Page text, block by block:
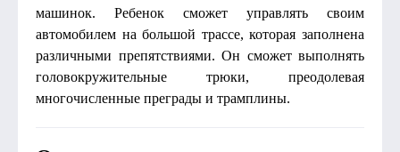
машинок. Ребенок сможет управлять своим
автомобилем на большой трассе, которая заполнена
различными препятствиями. Он сможет выполнять
головокружительные трюки, преодолевая
многочисленные преграды и трамплины.